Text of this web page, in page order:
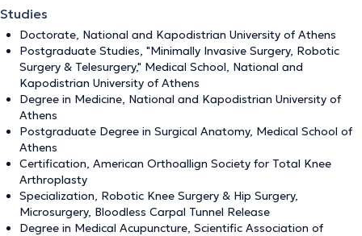
Studies
Doctorate, National and Kapodistrian University of Athens
Postgraduate Studies, "Minimally Invasive Surgery, Robotic
Surgery & Telesurgery," Medical School, National and
Kapodistrian University of Athens
Degree in Medicine, National and Kapodistrian University of
Athens
Postgraduate Degree in Surgical Anatomy, Medical School of
Athens
Certification, American Orthoallign Society for Total Knee
Arthroplasty
Specialization, Robotic Knee Surgery & Hip Surgery,
Microsurgery, Bloodless Carpal Tunnel Release
Degree in Medical Acupuncture, Scientific Association of